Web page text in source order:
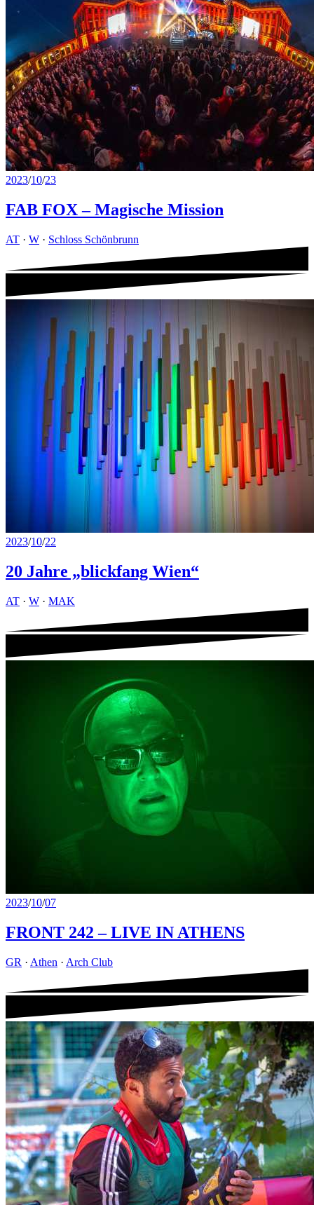
2023/10/23
FAB FOX – Magische Mission
AT · W · Schloss Schönbrunn
2023/10/22
20 Jahre „blickfang Wien“
AT · W · MAK
2023/10/07
FRONT 242 – LIVE IN ATHENS
GR · Athen · Arch Club